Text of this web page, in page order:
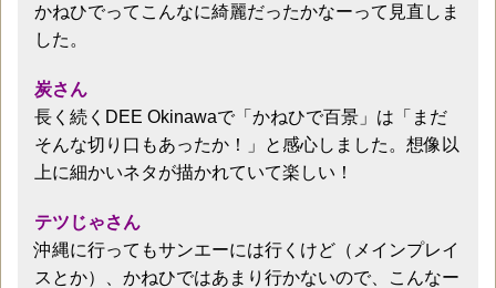
かねひでってこんなに綺麗だったかなーって見直しま
した。
炭さん
長く続くDEE Okinawaで「かねひで百景」は「まだ
そんな切り口もあったか！」と感心しました。想像以
上に細かいネタが描かれていて楽しい！
テツじゃさん
沖縄に行ってもサンエーには行くけど（メインプレイ
スとか）、かねひではあまり行かないので、こんなー